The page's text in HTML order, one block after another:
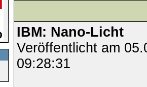
IBM: Nano-Licht
Veröffentlicht am
09:28:31